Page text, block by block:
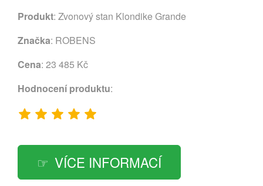
Produkt: Zvonový stan Klondike Grande
Značka: ROBENS
Cena: 23 485 Kč
Hodnocení produktu:
VÍCE INFORMACÍ